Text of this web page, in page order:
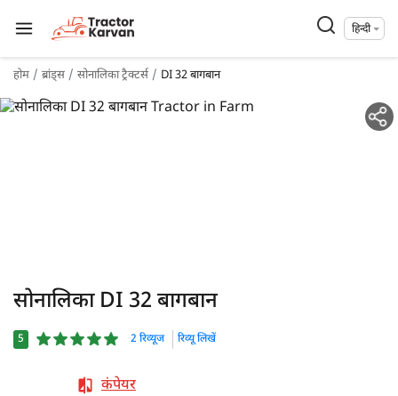
हिन्दी
होम ब्रांड्स सोनालिका ट्रैक्टर्स DI 32 बागबान
सोनालिका DI 32 बागबान
5 2 रिव्यूज रिव्यू लिखें
कंपेयर